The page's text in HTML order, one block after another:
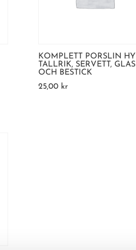
KOMPLETT PORSLIN
TALLRIK, SERVETT, GLAS
OCH BESTICK
25,00 kr